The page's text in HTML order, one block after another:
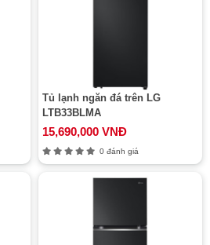
Tủ lạnh ngăn đá trên LG
LTB33BLMA
15,690,000 VNĐ
0 đánh giá